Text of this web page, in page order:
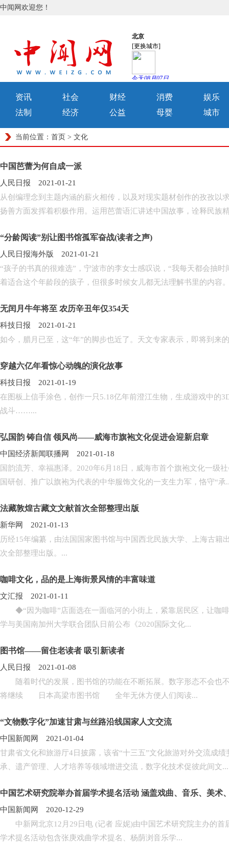
中闻网欢迎您！
资讯 社会 财经 消费
娱乐
法制
经济 公益 母婴 城市
当前位置： 首页 > 文化
中国芭蕾为何自成一派
人民日报 2021-01-21
从创编理念到主题内涵的薪火相传，以及对现实题材创作的孜孜
扬善方面发挥着积极作用。运用芭蕾语汇讲述中国故事，诠释民族
“分龄阅读”别让图书馆孤军奋战(读者之声)
人民日报海外版 2021-01-21
“孩子的书真的很难选”，宁波市的李女士感叹说，“我每天都会抽
着适合这个年龄段的孩子，但很多时候女儿都无法理解书里的内容
无闰月牛年将至 农历辛丑年仅354天
科技日报 2021-01-21
如今，腊月已至，这“年”的脚步也近了。天文专家表示，即将到来
穿越六亿年看惊心动魄的演化故事
科技日报 2021-01-19
在图板上信手涂色，创作一只5.18亿年前澄江生物，生成游戏中的
战斗……...
弘国韵 铸自信 领风尚——威海市旗袍文化促进会迎新启章
中国经济新闻联播网 2021-01-18
国韵流芳、幸福惠泽。2020年6月18日，威海市首个旗袍文化一
国研创、推广以旗袍为代表的中华服饰文化的一支生力军，恪守“承
法藏敦煌古藏文文献首次全部整理出版
新华网 2021-01-13
历经15年编纂，由法国国家图书馆与中国西北民族大学、上海古
次全部整理出版。...
咖啡文化，品的是上海街景风情的丰富味道
文汇报 2021-01-11
◆“因为咖啡”店面选在一面临河的小街上，紧靠居民区，让咖
学与美国南加州大学联合团队日前公布《2020国际文化...
图书馆——留住老读者 吸引新读者
人民日报 2021-01-08
随着时代的发展，图书馆的功能在不断拓展。数字形态不会也
将继续 日本高梁市图书馆 全年无休方便人们阅读...
“文物数字化”加速甘肃与丝路沿线国家人文交流
中国新闻网 2021-01-04
甘肃省文化和旅游厅4日披露，该省“十三五”文化旅游对外交流成
承、遗产管理、人才培养等领域增进交流，数字化技术促彼此间文...
中国艺术研究院举办首届学术提名活动 涵盖戏曲、音乐、美术
中国新闻网 2020-12-29
中新网北京12月29日电 (记者 应妮)由中国艺术研究院主办的首
学术提名活动包含张庚戏曲学术提名、杨荫浏音乐学...